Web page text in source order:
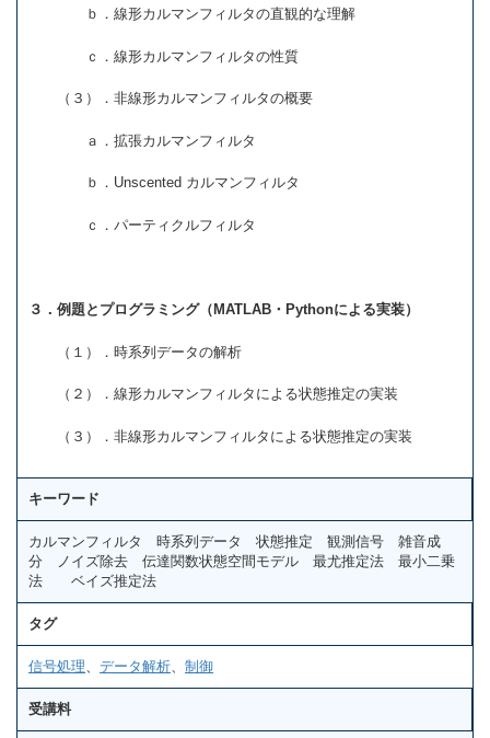
ｂ．線形カルマンフィルタの直観的な理解
ｃ．線形カルマンフィルタの性質
（３）．非線形カルマンフィルタの概要
ａ．拡張カルマンフィルタ
ｂ．Unscented カルマンフィルタ
ｃ．パーティクルフィルタ
３．例題とプログラミング（MATLAB・Pythonによる実装）
（１）．時系列データの解析
（２）．線形カルマンフィルタによる状態推定の実装
（３）．非線形カルマンフィルタによる状態推定の実装
キーワード
カルマンフィルタ 時系列データ 状態推定 観測信号 雑音成
分 ノイズ除去 伝達関数状態空間モデル 最尤推定法 最小二乗
法 ベイズ推定法
タグ
信号処理 データ解析 制御
受講料